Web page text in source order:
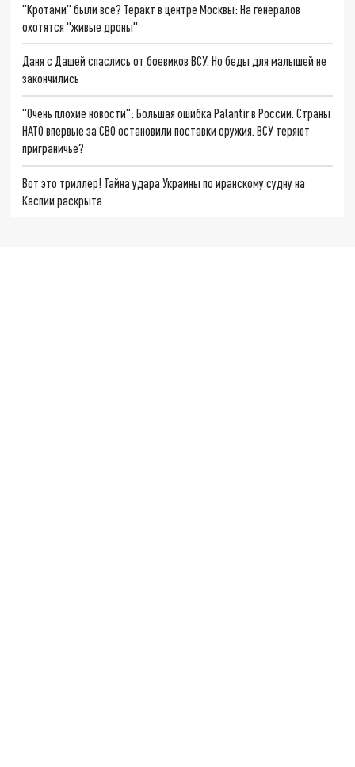
"Кротами" были все? Теракт в центре Москвы: На генералов
охотятся "живые дроны"
Даня с Дашей спаслись от боевиков ВСУ. Но беды для малышей не
закончились
"Очень плохие новости": Большая ошибка Palantir в России. Страны
НАТО впервые за СВО остановили поставки оружия. ВСУ теряют
приграничье?
Вот это триллер! Тайна удара Украины по иранскому судну на
Каспии раскрыта